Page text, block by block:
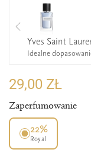
Yves Saint
Idealne
29,00 ZŁ
Zaperfumowanie
22%
Royal